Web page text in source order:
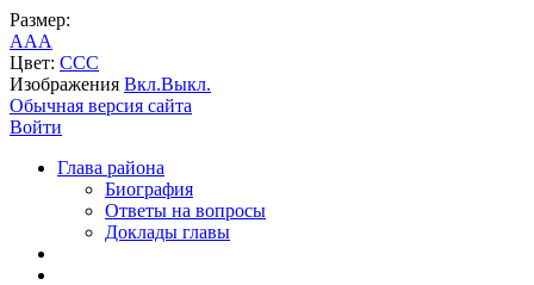
Размер:
AAA
Цвет: CCC
Изображения Вкл.Выкл.
Обычная версия сайта
Войти
Глава района
Биография
Ответы на вопросы
Доклады главы